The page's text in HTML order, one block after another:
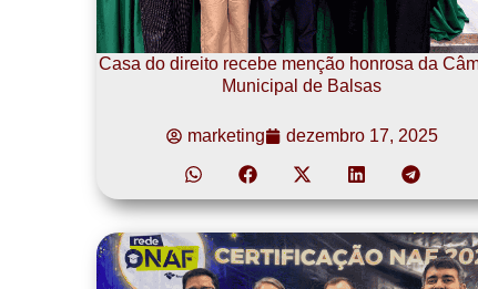
Casa do direito recebe menção honrosa da
Municipal de Balsas
marketing dezembro 17, 2025